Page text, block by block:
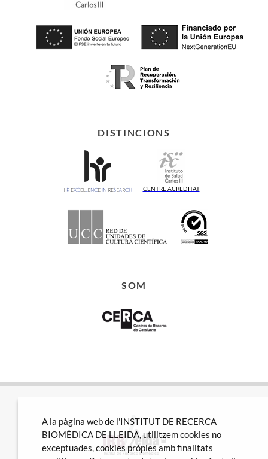
DISTINCIONS
CENTRE ACREDITAT
SOM
A la pàgina web de l'INSTITUT DE RECERCA
BIOMÈDICA DE LLEIDA, utilitzem cookies no
exceptuades, cookies pròpies amb finalitats